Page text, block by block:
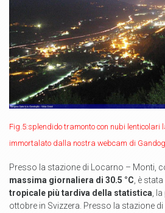
Fig.5:splendido tramonto con nubi lenticolari
immortalato dalla nostra webcam di
Presso la stazione di Locarno – Monti,
massima giornaliera di 30.5 °C , è
tropicale più tardiva della statistica ,
ottobre in Svizzera. Presso la stazione